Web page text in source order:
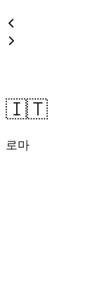
🇮🇹
로마